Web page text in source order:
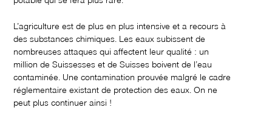
L’agriculture est de plus en plus intensive et a recours à
des substances chimiques. Les eaux subissent de
nombreuses attaques qui affectent leur qualité : un
million de Suissesses et de Suisses boivent de l’eau
contaminée. Une contamination prouvée malgré le cadre
réglementaire existant de protection des eaux. On ne
peut plus continuer ainsi !